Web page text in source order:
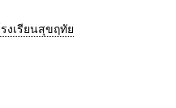
งเรียนสุขฤทัย